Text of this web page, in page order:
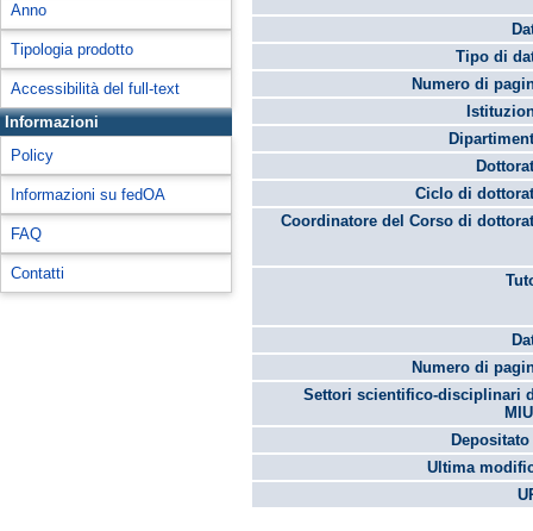
Anno
Tipologia prodotto
Accessibilità del full-text
Informazioni
Policy
Informazioni su fedOA
FAQ
Contatti
Tipo di
Numero di
Ciclo di
Coordinatore del Corso di
Numero di
Settori scientifico-disciplinari
Ultima